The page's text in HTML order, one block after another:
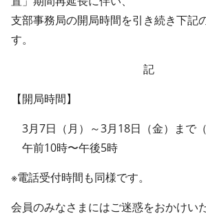
支部事務局の開局時間を引き続き下記
す。
記
【開局時間】
3月7日（月）～3月18日（金）まで
午前10時〜午後5時
※電話受付時間も同様です。
会員のみなさまにはご迷惑をおかけい